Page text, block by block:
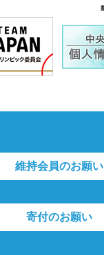
維持会員のお願い
寄付のお願い